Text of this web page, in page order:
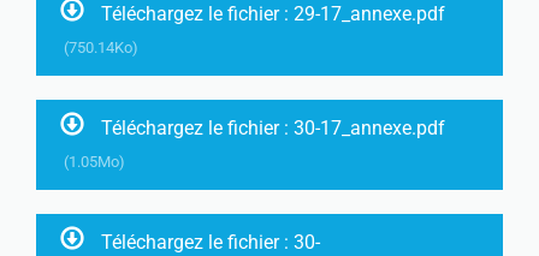
Téléchargez le fichier : 29-17_annexe.pdf
(750.14Ko)
Téléchargez le fichier : 30-17_annexe.pdf
(1.05Mo)
Téléchargez le fichier : 30-